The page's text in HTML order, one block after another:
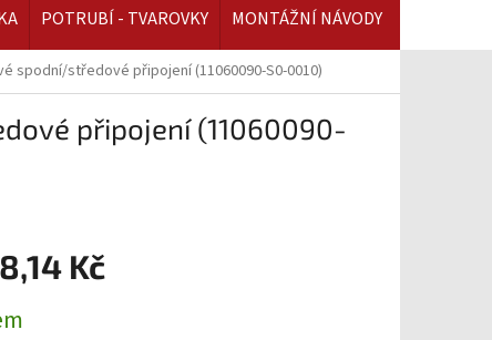
POTRUBÍ - TVAROVKY MONTÁŽNÍ NÁVODY
spodní/středové připojení (11060090-S0-0010)
připojení (11060090-
Kč